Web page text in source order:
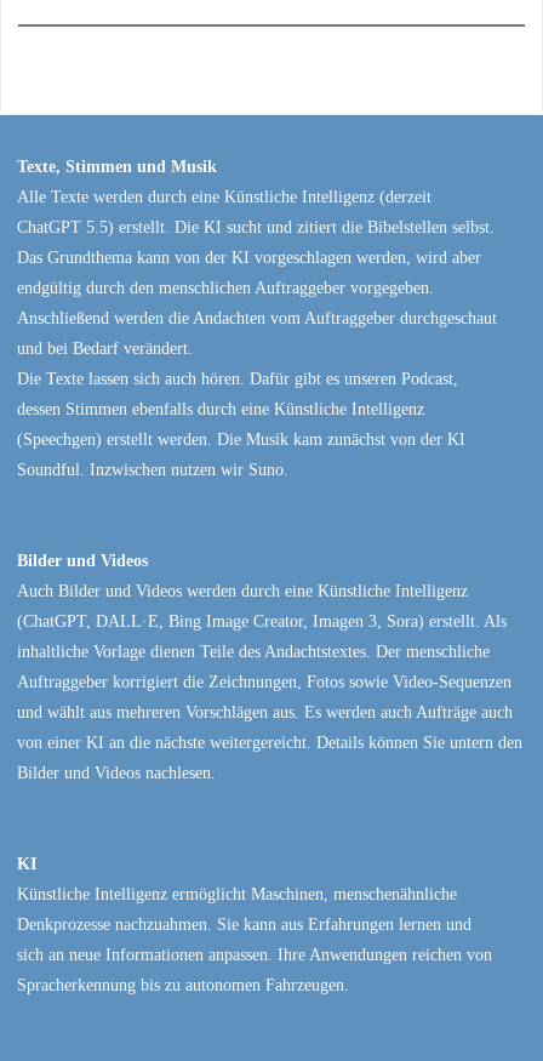
Texte, Stimmen und Musik
Alle Texte werden durch eine Künstliche Intelligenz (derzeit
ChatGPT 5.5) erstellt. Die KI sucht und zitiert die Bibelstellen selbst.
Das Grundthema kann von der KI vorgeschlagen werden, wird aber
endgültig durch den menschlichen Auftraggeber vorgegeben.
Anschließend werden die Andachten vom Auftraggeber durchgeschaut
und bei Bedarf verändert.
Die Texte lassen sich auch hören. Dafür gibt es unseren Podcast,
dessen Stimmen ebenfalls durch eine Künstliche Intelligenz
(Speechgen) erstellt werden. Die Musik kam zunächst von der KI
Soundful. Inzwischen nutzen wir Suno.
Bilder und Videos
Auch Bilder und Videos werden durch eine Künstliche Intelligenz
(ChatGPT, DALL·E, Bing Image Creator, Imagen 3, Sora) erstellt. Als
inhaltliche Vorlage dienen Teile des Andachtstextes. Der menschliche
Auftraggeber korrigiert die Zeichnungen, Fotos sowie Video-Sequenzen
und wählt aus mehreren Vorschlägen aus. Es werden auch Aufträge auch
von einer KI an die nächste weitergereicht. Details können Sie untern den
Bilder und Videos nachlesen.
KI
Künstliche Intelligenz ermöglicht Maschinen, menschenähnliche
Denkprozesse nachzuahmen. Sie kann aus Erfahrungen lernen und
sich an neue Informationen anpassen. Ihre Anwendungen reichen von
Spracherkennung bis zu autonomen Fahrzeugen.